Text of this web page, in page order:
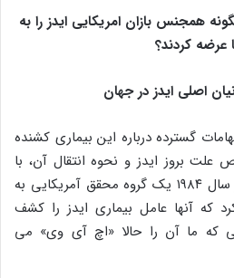
اصلی ایدز در جهان
گسترده درباره این بیماری کشنده
بروز ایدز و نحوه انتقال آن، با
شتابی بی‌ سابقه آغاز شد. در سال ۱۹۸۴ یک گروه محقق آمریکایی به
که آنها عامل بیماری ایدز را کشف
که ما آن را حالا «اچ آی وی» می‌